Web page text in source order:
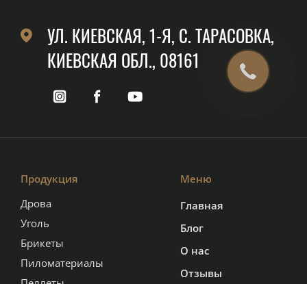
УЛ. КИЕВСКАЯ, 1-Я, C. ТАРАСОВКА,
КИЕВСКАЯ ОБЛ., 08161
Продукция
Дрова
Уголь
Брикеты
Пиломатериалы
Меню
Главная
Блог
О нас
Отзывы